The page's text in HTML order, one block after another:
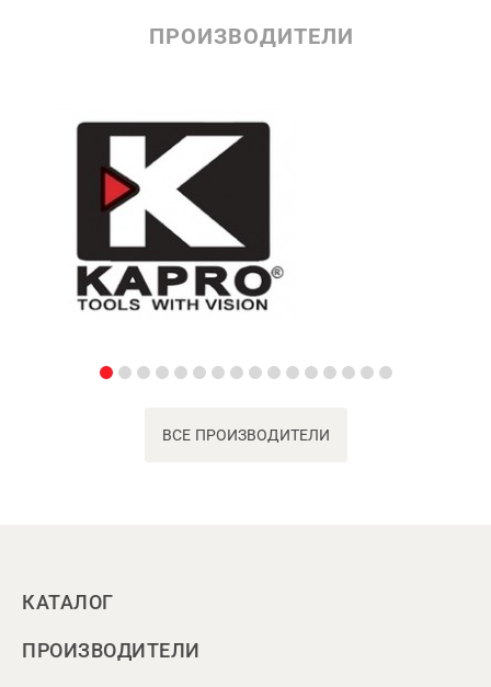
ПРОИЗВОДИТЕЛИ
ВСЕ ПРОИЗВОДИТЕЛИ
КАТАЛОГ
ПРОИЗВОДИТЕЛИ